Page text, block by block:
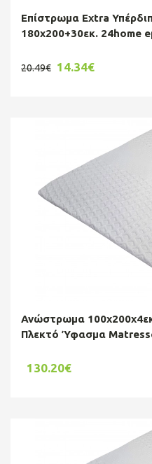
Επίστρωμα Extra
180χ200+30εκ. 24home
20.49€ 14.34€
Ανώστρωμα
Πλεκτό Ύφασμα
130.20€